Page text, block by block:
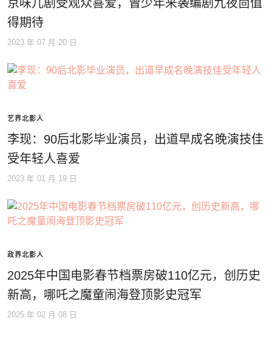
京味儿剧受观众喜爱，曾少年来袭编剧九夜茴值
得期待
2023 年 07 月 20 日
艺界北影人
李现：90后北影毕业演员，出道早成名晚演技佳
受年轻人喜爱
2023 年 01 月 19 日
政界北影人
2025年中国电影春节档票房破110亿元，创历史
新高，哪吒之魔童闹海登顶影史冠军
2025 年 02 月 08 日